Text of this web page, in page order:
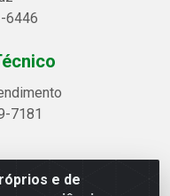
e de
6446
7181
Alegre, 2521 -